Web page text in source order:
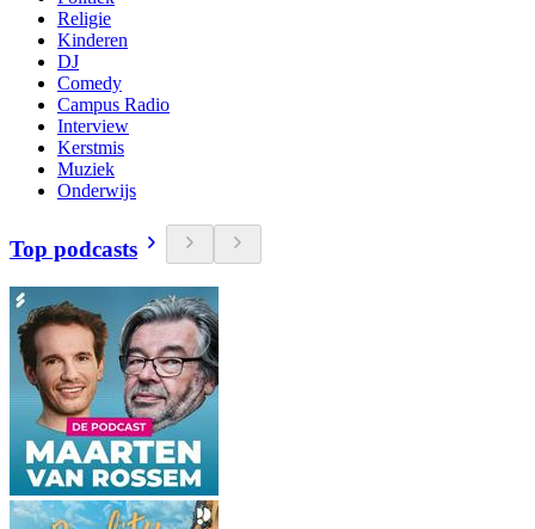
Religie
Kinderen
DJ
Comedy
Campus Radio
Interview
Kerstmis
Muziek
Onderwijs
Top podcasts